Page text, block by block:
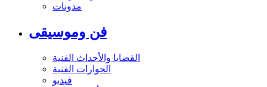
مدونات
فن وموسيقى
القضايا والأحداث الفنية
الحوارات الفنية
فيديو